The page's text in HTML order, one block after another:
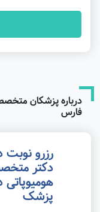
درباره پزشکان
فارس
رزرو نوبت
دکتر
پزشک